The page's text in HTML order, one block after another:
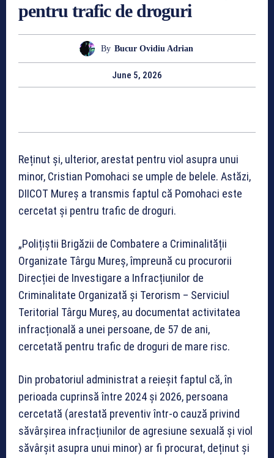
pentru trafic de droguri
By Bucur Ovidiu Adrian
June 5, 2026
Reținut și, ulterior, arestat pentru viol asupra unui
minor, Cristian Pomohaci se umple de belele. Astăzi,
DIICOT Mureș a transmis faptul că Pomohaci este
cercetat și pentru trafic de droguri.
„Polițiștii Brigăzii de Combatere a Criminalității
Organizate Târgu Mureș, împreună cu procurorii
Direcției de Investigare a Infracțiunilor de
Criminalitate Organizată și Terorism – Serviciul
Teritorial Târgu Mureș, au documentat activitatea
infracțională a unei persoane, de 57 de ani,
cercetată pentru trafic de droguri de mare risc.
Din probatoriul administrat a reieșit faptul că, în
perioada cuprinsă între 2024 și 2026, persoana
cercetată (arestată preventiv într-o cauză privind
săvârșirea infracțiunilor de agresiune sexuală și viol
săvârșit asupra unui minor) ar fi procurat, deținut și